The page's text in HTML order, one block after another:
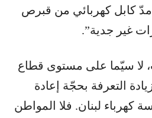
أو مدّ كابل كهربائي من قبرص
غير جدية”.
لا سيّما على مستوى قطاع
التعرفة بحجّة إعادة
كهرباء لبنان. فلا المواطن